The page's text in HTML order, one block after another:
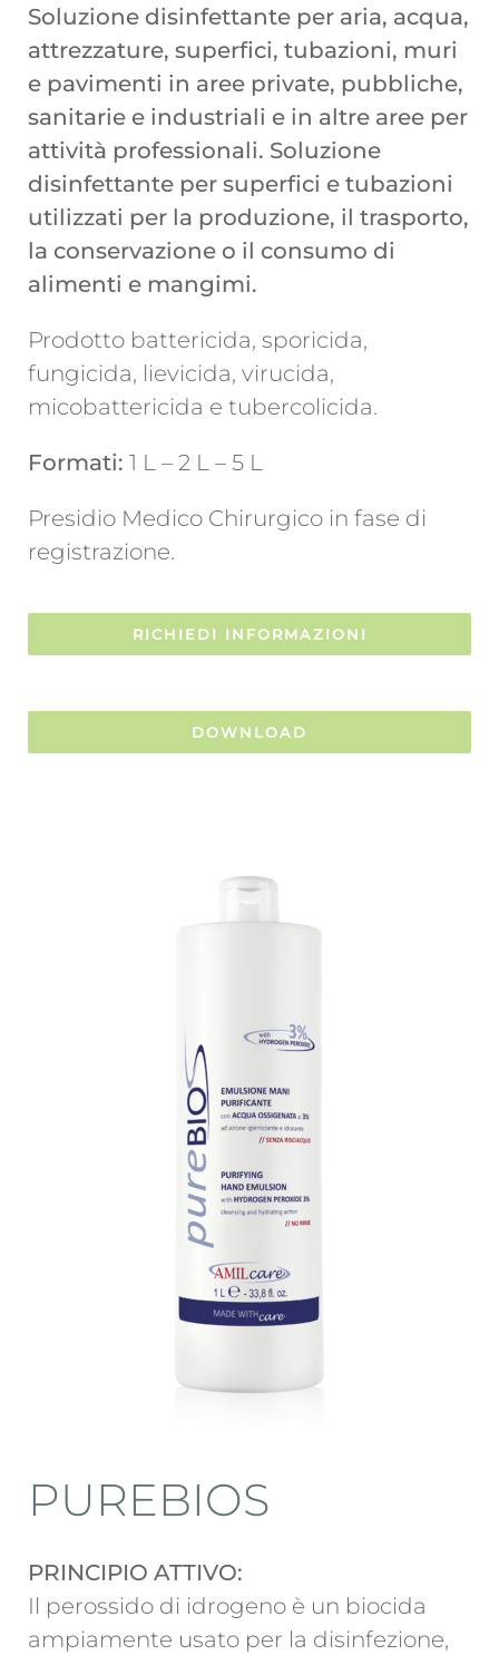
Soluzione disinfettante per aria, acqua,
attrezzature, superfici, tubazioni, muri
e pavimenti in aree private, pubbliche,
sanitarie e industriali e in altre aree per
attività professionali. Soluzione
disinfettante per superfici e tubazioni
utilizzati per la produzione, il trasporto,
la conservazione o il consumo di
alimenti e mangimi.
Prodotto battericida, sporicida,
fungicida, lievicida, virucida,
micobattericida e tubercolicida.
Formati: 1 L – 2 L – 5 L
Presidio Medico Chirurgico in fase di
registrazione.
RICHIEDI INFORMAZIONI
DOWNLOAD
PUREBIOS
PRINCIPIO ATTIVO:
Il perossido di idrogeno è un biocida
ampiamente usato per la disinfezione,